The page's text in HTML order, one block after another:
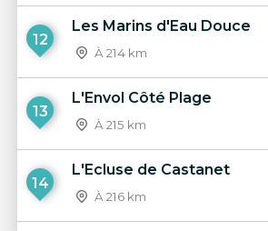
12
Les Marins d'Eau Douce
À 214 km
13
L'Envol Côté Plage
À 215 km
14
L'Ecluse de Castanet
À 216 km